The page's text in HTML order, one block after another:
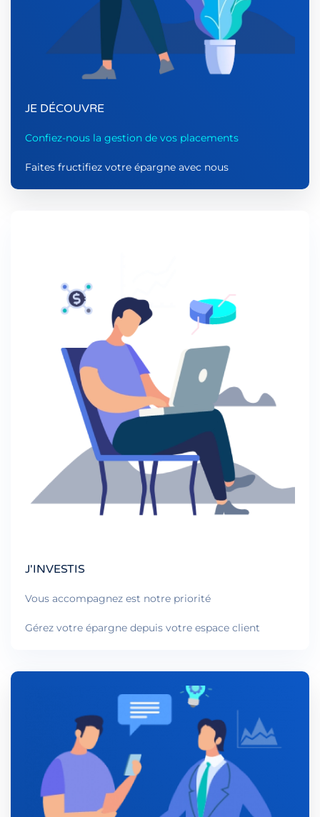
JE DÉCOUVRE
Confiez-nous la gestion de vos placements
Faites fructifiez votre épargne avec nous
J'INVESTIS
Vous accompagnez est notre priorité
Gérez votre épargne depuis votre espace client